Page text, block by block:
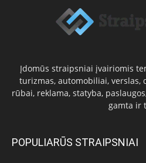
Įdomūs straipsniai įvairiomis
turizmas, automobiliai, verslas,
rūbai, reklama, statyba,
gamta ir
POPULIARŪS STRAIPSNIAI